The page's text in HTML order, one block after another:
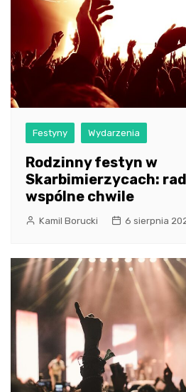
Festyny Wydarzenia
Rodzinny festyn w
Skarbimierzycach:
wspólne chwile
Kamil Borucki 6 sierpnia